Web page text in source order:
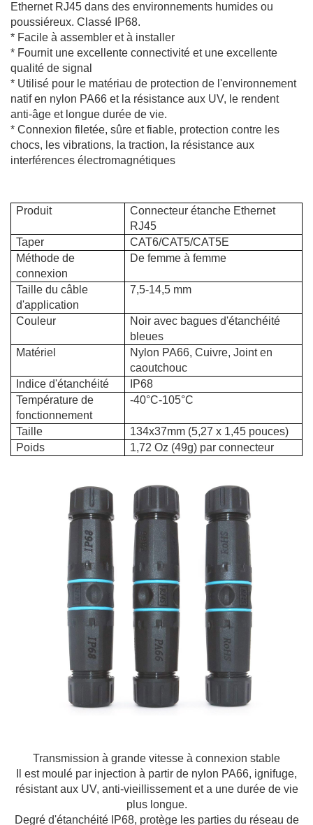
Ethernet RJ45 dans des environnements humides ou
poussiéreux. Classé IP68.
* Facile à assembler et à installer
* Fournit une excellente connectivité et une excellente
qualité de signal
* Utilisé pour le matériau de protection de l'environnement
natif en nylon PA66 et la résistance aux UV, le rendent
anti-âge et longue durée de vie.
* Connexion filetée, sûre et fiable, protection contre les
chocs, les vibrations, la traction, la résistance aux
interférences électromagnétiques
Produit
Connecteur étanche Ethernet
RJ45
Taper
CAT6/CAT5/CAT5E
Méthode de
connexion
De femme à femme
Taille du câble
d'application
7,5-14,5 mm
Couleur
Noir avec bagues d'étanchéité
bleues
Matériel
Nylon PA66, Cuivre, Joint en
caoutchouc
Indice d'étanchéité
IP68
Température de
fonctionnement
-40°C-105°C
Taille
134x37mm (5,27 x 1,45 pouces)
Poids
1,72 Oz (49g) par connecteur
Transmission à grande vitesse à connexion stable
Il est moulé par injection à partir de nylon PA66, ignifuge,
résistant aux UV, anti-vieillissement et a une durée de vie
plus longue.
Degré d'étanchéité IP68, protège les parties du réseau de